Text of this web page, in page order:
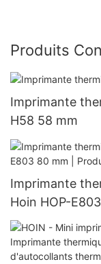
Produits
Imprimante
H58 58 mm
Imprimante
Hoin HOP-